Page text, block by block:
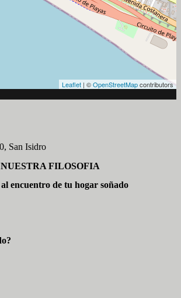
Leaflet | ©OpenStreetMapcontributors
San Isidro
NUESTRA FILOSOFIA
encuentro de tu hogar soñado